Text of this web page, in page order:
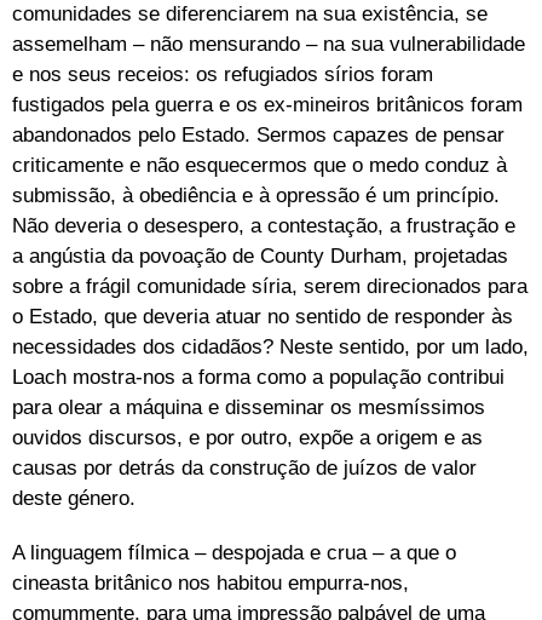
comunidades se diferenciarem na sua existência, se
assemelham – não mensurando – na sua vulnerabilidade
e nos seus receios: os refugiados sírios foram
fustigados pela guerra e os ex-mineiros britânicos foram
abandonados pelo Estado. Sermos capazes de pensar
criticamente e não esquecermos que o medo conduz à
submissão, à obediência e à opressão é um princípio.
Não deveria o desespero, a contestação, a frustração e
a angústia da povoação de County Durham, projetadas
sobre a frágil comunidade síria, serem direcionados para
o Estado, que deveria atuar no sentido de responder às
necessidades dos cidadãos? Neste sentido, por um lado,
Loach mostra-nos a forma como a população contribui
para olear a máquina e disseminar os mesmíssimos
ouvidos discursos, e por outro, expõe a origem e as
causas por detrás da construção de juízos de valor
deste género.
A linguagem fílmica – despojada e crua – a que o
cineasta britânico nos habitou empurra-nos,
comummente, para uma impressão palpável de uma